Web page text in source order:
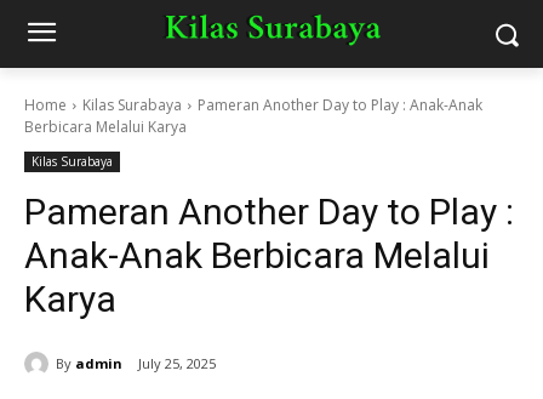
Home Kilas Surabaya
Pameran Another Day to Play : Anak-Anak
Berbicara Melalui Karya
Kilas Surabaya
Pameran Another Day to Play :
Anak-Anak Berbicara Melalui
Karya
By admin July 25, 2025